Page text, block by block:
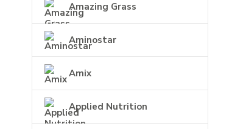
Amazing Grass
Aminostar
Amix
Applied Nutrition